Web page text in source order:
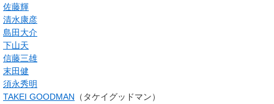
佐藤輝
清水康彦
島田大介
下山天
信藤三雄
末田健
須永秀明
TAKEI GOODMAN （タケイグッドマン）